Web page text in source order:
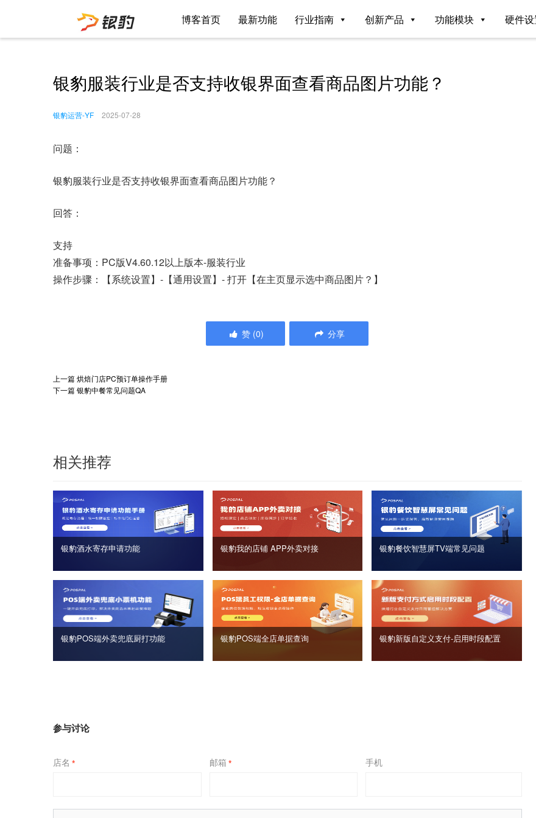
博客首页 最新功能 行业指南 创新产品 功能模块 硬件
银豹服装行业是否支持收银界面查看商品图片功能？
银豹运营-YF 2025-07-28
问题：
银豹服装行业是否支持收银界面查看商品图片功能？
回答：
支持
准备事项：PC版V4.60.12以上版本-服装行业
操作步骤：【系统设置】-【通用设置】- 打开【在主页显示选中商品图片？】
赞 (0) 分享
上一篇烘焙门店PC预订单操作手册
下一篇银豹中餐常见问题QA
相关推荐
银豹酒水寄存申请功能 银豹我的店铺 APP外卖对接 银豹餐饮智慧屏TV端常见问题
银豹POS端外卖兜底厨打功能 银豹POS端全店单据查询 银豹新版自定义支付‑启用时段配置
参与讨论
店名 * 邮箱 * 手机